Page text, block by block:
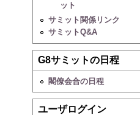
ット
サミット関係リンク
サミットQ&A
G8サミットの日程
閣僚会合の日程
ユーザログイン